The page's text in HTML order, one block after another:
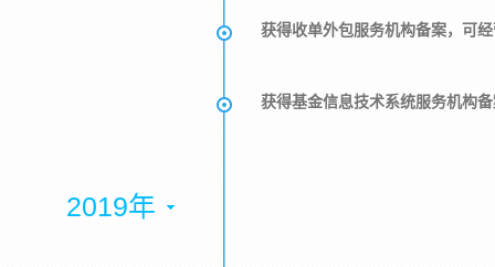
获得收单外包服务机构备案，可
获得基金信息技术系统服务机构
2019年